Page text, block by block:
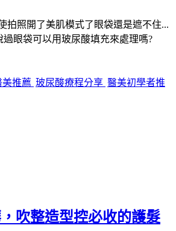
拍照開了美肌模式了眼袋還是遮不住...
眼袋可以用玻尿酸填充來處理嗎?
美推薦 玻尿酸療程分享 醫美初學者推
吹整造型控必收的護髮